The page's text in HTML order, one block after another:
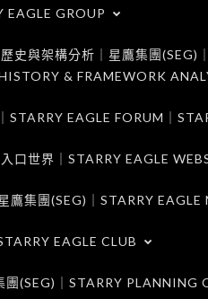
EAGLE GROUP
史與架構分析｜星鷹集團
& FRAMEWORK
STARRY EAGLE FORUM｜
口世界｜STARRY EAGLE
鷹集團(SEG)｜STARRY
EAGLE CLUB
(SEG)｜STARRY PLANNING